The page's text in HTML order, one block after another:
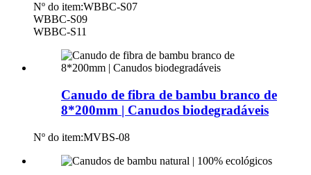
Nº do item:WBBC-S07
WBBC-S09
WBBC-S11
Canudo de fibra de bambu branco de
8*200mm | Canudos biodegradáveis
Nº do item:MVBS-08